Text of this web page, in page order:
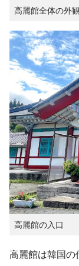
高麗館全体の外
高麗館の入口
高麗館は韓国の